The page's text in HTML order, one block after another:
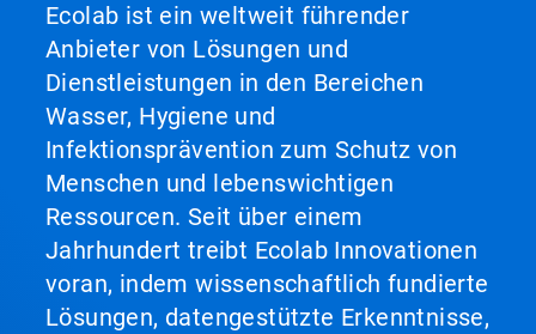
Ecolab ist ein weltweit führender
Anbieter von Lösungen und
Dienstleistungen in den Bereichen
Wasser, Hygiene und
Infektionsprävention zum Schutz von
Menschen und lebenswichtigen
Ressourcen. Seit über einem
Jahrhundert treibt Ecolab Innovationen
voran, indem wissenschaftlich fundierte
Lösungen, datengestützte Erkenntnisse,